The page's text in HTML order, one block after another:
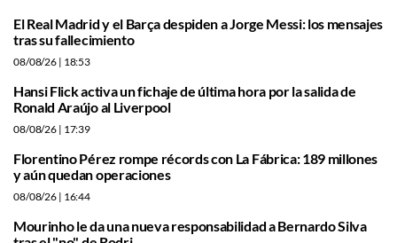
El Real Madrid y el Barça despiden a Jorge Messi: los mensajes
tras su fallecimiento
08/08/26 | 18:53
Hansi Flick activa un fichaje de última hora por la salida de
Ronald Araújo al Liverpool
08/08/26 | 17:39
Florentino Pérez rompe récords con La Fábrica: 189 millones
y aún quedan operaciones
08/08/26 | 16:44
Mourinho le da una nueva responsabilidad a Bernardo Silva